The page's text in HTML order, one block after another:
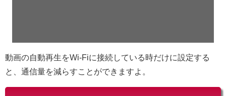
動画の自動再生をWi-Fiに接続している時だけに設定する
と、通信量を減らすことができますよ。